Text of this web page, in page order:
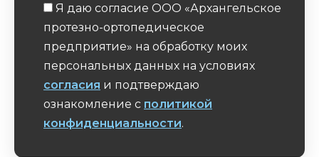
Я даю согласие ООО «Архангельское
протезно-ортопедическое
предприятие» на обработку моих
персональных данных на условиях
согласия и подтверждаю
ознакомление с политикой
конфиденциальности.